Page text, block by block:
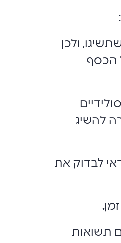
ולכן
4% מההפקדה ו-1.05% בשנה מכל הכסף
להשיג
לבדוק את
.
תשואות